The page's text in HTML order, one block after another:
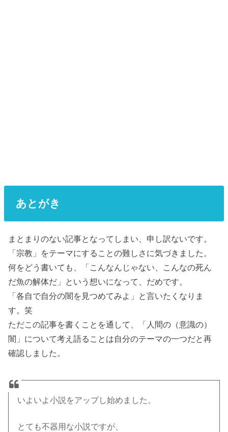
あとがき
まとまりのない記事となってしまい、申し訳ないです。
「宗教」をテーマにすることの難しさに気づきました。
何をどう書いても、「こんなんじゃない、こんなの死ん
だ魚の解体だ」という想いになって、だめです。
「各自で自分の闇を見つめてみよ」 と言いたくなりま
す。笑
ただこの記事を書くことを通して、「人間の（意識の）
闇」について考え語ることは自分のテーマの一つだと再
確認しました。
いよいよ小説をアップし始めました。
とても不器用な小説ですが、